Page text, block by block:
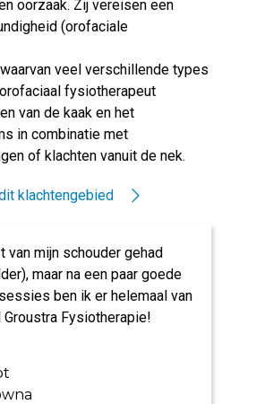
oorzaak. Zij vereisen een
(orofaciale
veel verschillende types
fysiotherapeut
van de kaak en het
in combinatie met
of klachten vanuit de nek.
klachtengebied
van mijn schouder gehad
maar na een paar goede
ben ik er helemaal van
Groustra Fysiotherapie!